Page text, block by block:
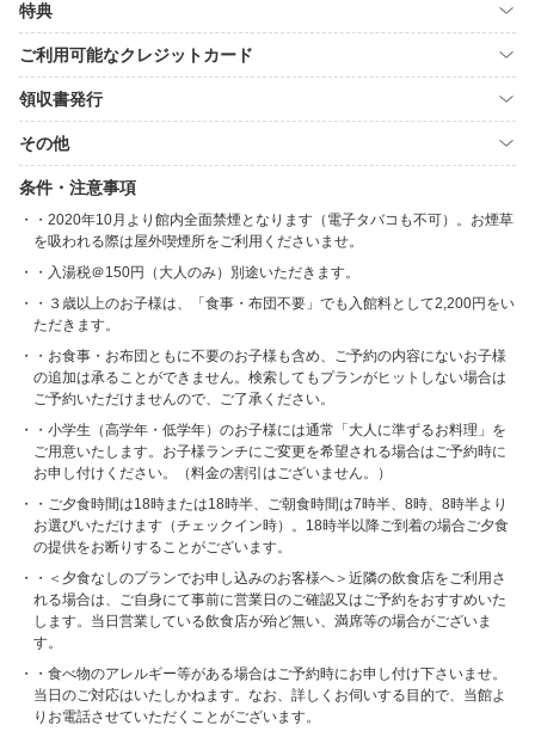
特典
ご利用可能なクレジットカード
領収書発行
その他
条件・注意事項
・2020年10月より館内全面禁煙となります（電子タバコも不可）。お煙草
を吸われる際は屋外喫煙所をご利用くださいませ。
・入湯税＠150円（大人のみ）別途いただきます。
・３歳以上のお子様は、「食事・布団不要」でも入館料として2,200円をい
ただきます。
・お食事・お布団ともに不要のお子様も含め、ご予約の内容にないお子様
の追加は承ることができません。検索してもプランがヒットしない場合は
ご予約いただけませんので、ご了承ください。
・小学生（高学年・低学年）のお子様には通常「大人に準ずるお料理」を
ご用意いたします。お子様ランチにご変更を希望される場合はご予約時に
お申し付けください。（料金の割引はございません。）
・ご夕食時間は18時または18時半、ご朝食時間は7時半、8時、8時半より
お選びいただけます（チェックイン時）。18時半以降ご到着の場合ご夕食
の提供をお断りすることがございます。
・＜夕食なしのプランでお申し込みのお客様へ＞近隣の飲食店をご利用さ
れる場合は、ご自身にて事前に営業日のご確認又はご予約をおすすめいた
します。当日営業している飲食店が殆ど無い、満席等の場合がございま
す。
・食べ物のアレルギー等がある場合はご予約時にお申し付け下さいませ。
当日のご対応はいたしかねます。なお、詳しくお伺いする目的で、当館よ
りお電話させていただくことがございます。